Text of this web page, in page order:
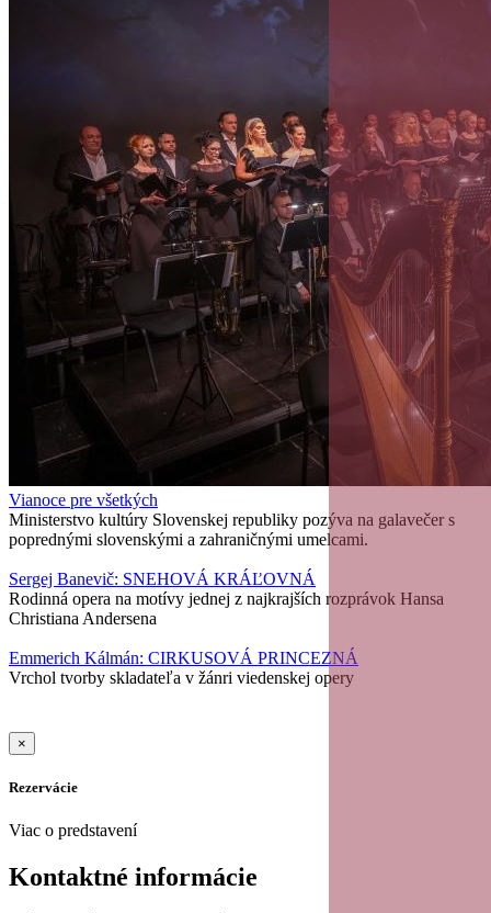
Vianoce pre všetkých
Ministerstvo kultúry Slovenskej republiky pozýva na galavečer s
poprednými slovenskými a zahraničnými umelcami.
Sergej Banevič: SNEHOVÁ KRÁĽOVNÁ
Rodinná opera na motívy jednej z najkrajších rozprávok Hansa
Christiana Andersena
Emmerich Kálmán: CIRKUSOVÁ PRINCEZNÁ
Vrchol tvorby skladateľa v žánri viedenskej opery
×
Rezervácie
Viac o predstavení
Kontaktné informácie